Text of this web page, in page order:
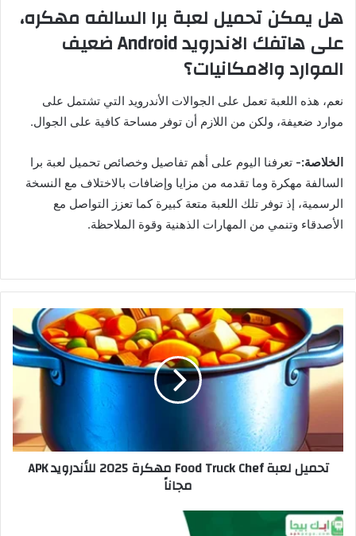
هل يمكن تحميل لعبة برا السالفه مهكره،
على هاتفك الاندرويد Android ضعيف
الموارد والامكانيات؟
نعم، هذه اللعبة تعمل على الجوالات الأندرويد التي تشتمل على
موارد ضعيفة، ولكن من اللازم أن توفر مساحة كافية على الجوال.
الخلاصة:- تعرفنا اليوم على أهم تفاصيل وخصائص تحميل لعبة برا
السالفة مهكرة وما تقدمه من مزايا وإضافات بالاختلاف مع النسخة
الرسمية، إذ توفر تلك اللعبة متعة كبيرة كما تعزز التواصل مع
الأصدقاء وتنمي من المهارات الذهنية وقوة الملاحظة.
تحميل لعبة Food Truck Chef مهكرة 2025 للأندرويد APK
مجاناً